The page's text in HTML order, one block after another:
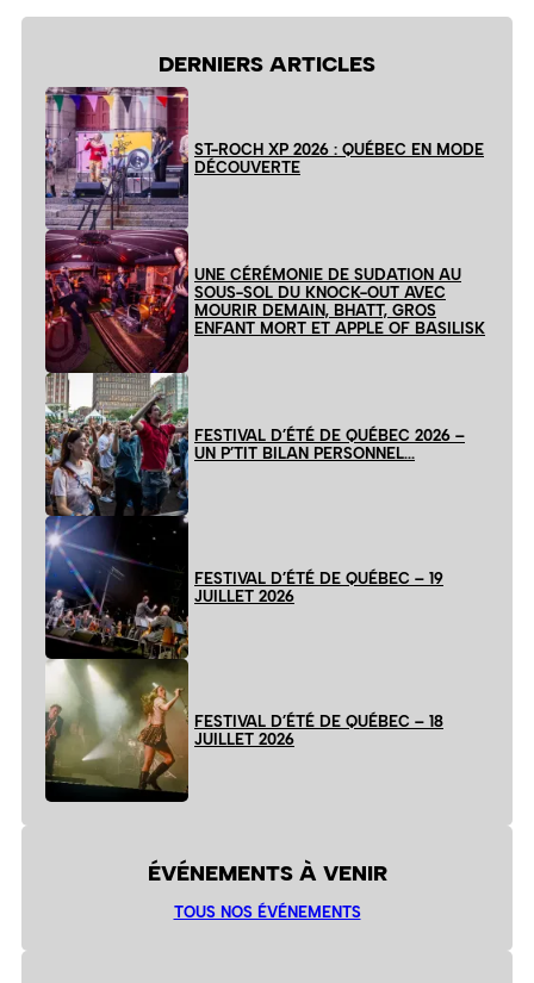
DERNIERS ARTICLES
ST-ROCH XP 2026 : QUÉBEC EN MODE
DÉCOUVERTE
UNE CÉRÉMONIE DE SUDATION AU
SOUS-SOL DU KNOCK-OUT AVEC
MOURIR DEMAIN, BHATT, GROS
ENFANT MORT ET APPLE OF BASILISK
FESTIVAL D’ÉTÉ DE QUÉBEC 2026 –
UN P’TIT BILAN PERSONNEL…
FESTIVAL D’ÉTÉ DE QUÉBEC – 19
JUILLET 2026
FESTIVAL D’ÉTÉ DE QUÉBEC – 18
JUILLET 2026
ÉVÉNEMENTS À VENIR
TOUS NOS ÉVÉNEMENTS